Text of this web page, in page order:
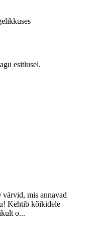
esitlusel.
mis annavad
Kehtib kõikidele
o...